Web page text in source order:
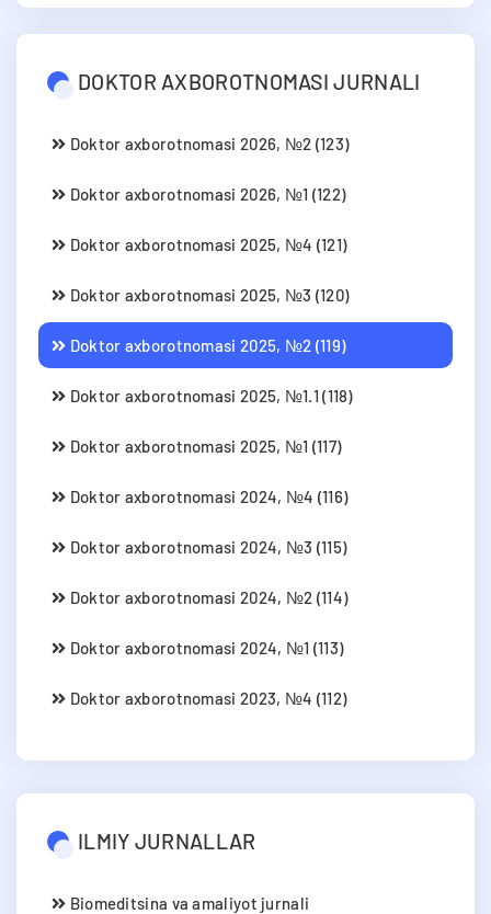
DOKTOR AXBOROTNOMASI JURNALI
Doktor axborotnomasi 2026, №2 (123)
Doktor axborotnomasi 2026, №1 (122)
Doktor axborotnomasi 2025, №4 (121)
Doktor axborotnomasi 2025, №3 (120)
Doktor axborotnomasi 2025, №2 (119)
Doktor axborotnomasi 2025, №1.1 (118)
Doktor axborotnomasi 2025, №1 (117)
Doktor axborotnomasi 2024, №4 (116)
Doktor axborotnomasi 2024, №3 (115)
Doktor axborotnomasi 2024, №2 (114)
Doktor axborotnomasi 2024, №1 (113)
Doktor axborotnomasi 2023, №4 (112)
ILMIY JURNALLAR
Biomeditsina va amaliyot jurnali